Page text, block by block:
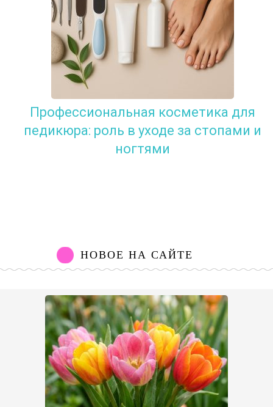
Профессиональная косметика для
педикюра: роль в уходе за стопами и
ногтями
НОВОЕ НА САЙТЕ